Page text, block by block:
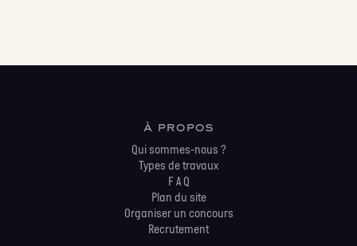
à propos
Qui sommes-nous ?
Types de travaux
F A Q
Plan du site
Organiser un concours
Recrutement